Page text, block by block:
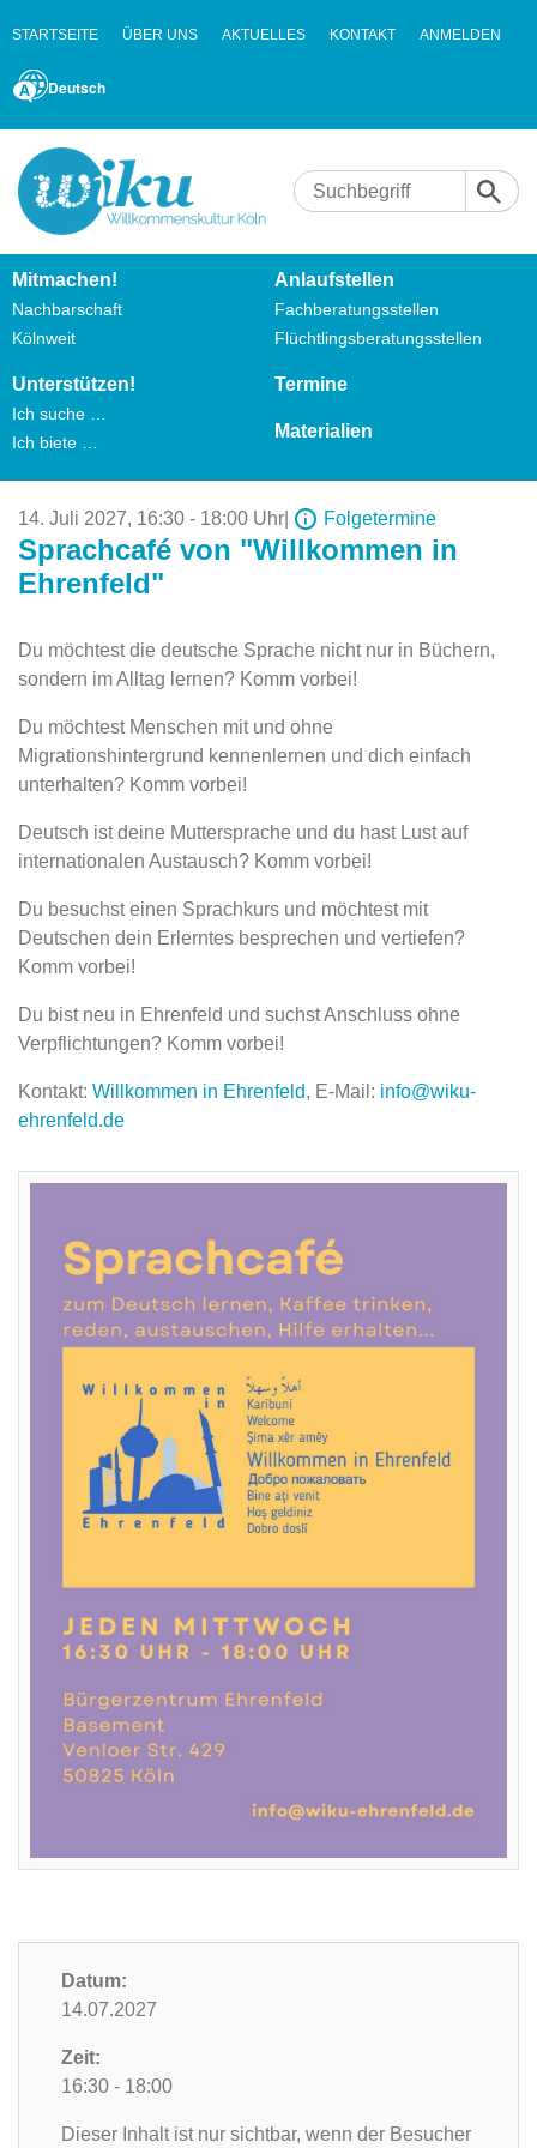
STARTSEITE ÜBER UNS AKTUELLES KONTAKT ANMELDEN
Deutsch
Mitmachen!
Nachbarschaft
Kölnweit
Anlaufstellen
Fachberatungsstellen
Flüchtlingsberatungsstellen
Unterstützen!
Ich suche …
Ich biete …
Termine
Materialien
14. Juli 2027, 16:30 - 18:00 Uhr Folgetermine
Sprachcafé von "Willkommen in
Ehrenfeld"
Du möchtest die deutsche Sprache nicht nur in Büchern,
sondern im Alltag lernen? Komm vorbei!
Du möchtest Menschen mit und ohne
Migrationshintergrund kennenlernen und dich einfach
unterhalten? Komm vorbei!
Deutsch ist deine Muttersprache und du hast Lust auf
internationalen Austausch? Komm vorbei!
Du besuchst einen Sprachkurs und möchtest mit
Deutschen dein Erlerntes besprechen und vertiefen?
Komm vorbei!
Du bist neu in Ehrenfeld und suchst Anschluss ohne
Verpflichtungen? Komm vorbei!
Kontakt: Willkommen in Ehrenfeld, E-Mail: info@wiku-
ehrenfeld.de
Datum:
14.07.2027
Zeit:
16:30 - 18:00
Dieser Inhalt ist nur sichtbar, wenn der Besucher